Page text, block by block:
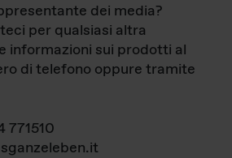
dei media?
per qualsiasi altra
informazioni sui prodotti al
di telefono oppure tramite
771510